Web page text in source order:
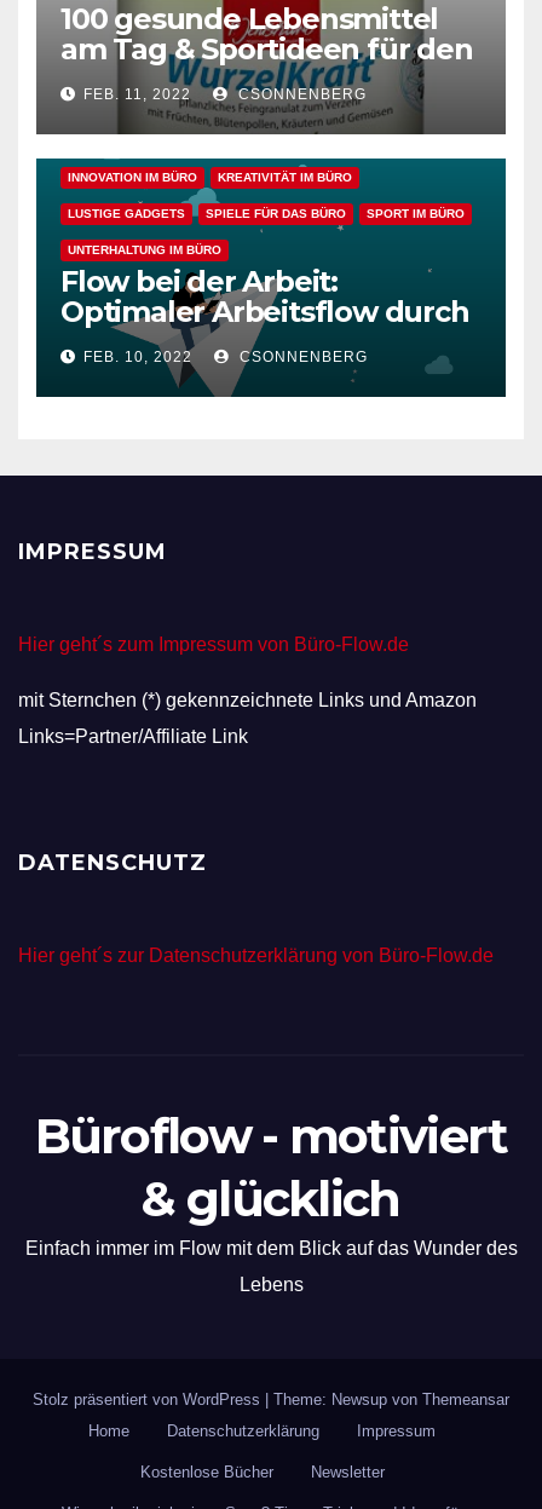
100 gesunde Lebensmittel
am Tag & Sportideen für den
Arbeitsalltag – für einen
gesunden Büroalltag
FEB. 11, 2022 CSONNENBERG
ALLGEMEIN ARBEITSFLOW BÜRO GADGETS
BÜRO GADGETS FÜR FRAUEN BÜRO GADGETS FÜR MÄNNER
EFFIZIENZ & PRODUKTIVITÄT IM BÜRO
INNOVATION IM BÜRO KREATIVITÄT IM BÜRO
LUSTIGE GADGETS SPIELE FÜR DAS BÜRO SPORT IM BÜRO
UNTERHALTUNG IM BÜRO
Flow bei der Arbeit:
Optimaler Arbeitsflow durch
wache Achtsamkeit
FEB. 10, 2022 CSONNENBERG
IMPRESSUM
Hier geht´s zum Impressum von Büro-Flow.de
mit Sternchen (*) gekennzeichnete Links und Amazon
Links=Partner/Affiliate Link
DATENSCHUTZ
Hier geht´s zur Datenschutzerklärung von Büro-Flow.de
Büroflow - motiviert
& glücklich
Einfach immer im Flow mit dem Blick auf das Wunder des
Lebens
Stolz präsentiert von WordPress Theme: Newsup von Themeansar
Home
Datenschutzerklärung Impressum
Kostenlose Bücher Newsletter